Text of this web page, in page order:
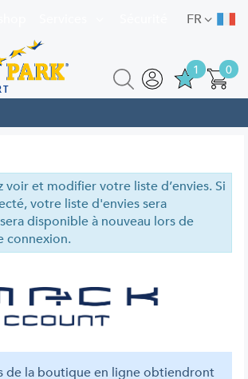
FR
0
1
voir et modifier votre liste d’envies. Si
votre liste d'envies sera
disponible à nouveau lors de
connexion.
de la boutique en ligne obtiendront